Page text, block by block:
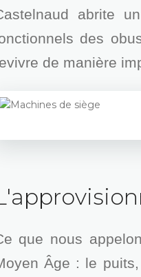
abrite
des
de manière
que nous
Âge : le